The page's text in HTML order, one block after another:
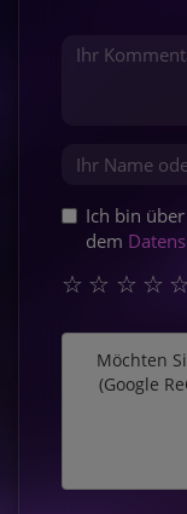
Ich bin
dem
☆
☆
☆
☆
☆
Möchten
(Google